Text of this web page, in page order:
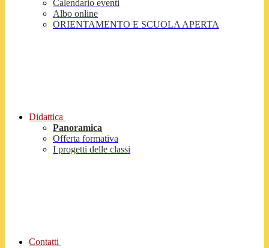
Calendario eventi
Albo online
ORIENTAMENTO E SCUOLA APERTA
Didattica
Panoramica
Offerta formativa
I progetti delle classi
Contatti